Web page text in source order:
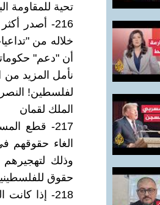
تحية للمقاومة
خلاله من
أن "دعم"
نأمل المزيد من
لفلسطين!
الملك لقمان
217- قطع
الغاء حقوقهم
وذلك
حقوق
218- إذا